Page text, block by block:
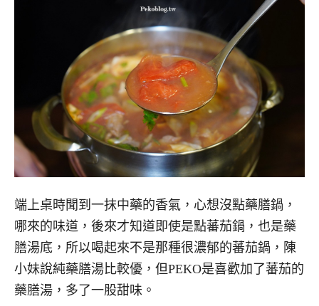
端上桌時聞到一抹中藥的香氣，心想沒點藥膳鍋，
哪來的味道，後來才知道即使是點蕃茄鍋，也是藥
膳湯底，所以喝起來不是那種很濃郁的蕃茄鍋，陳
小妹說純藥膳湯比較優，但PEKO是喜歡加了蕃茄的
藥膳湯，多了一股甜味。